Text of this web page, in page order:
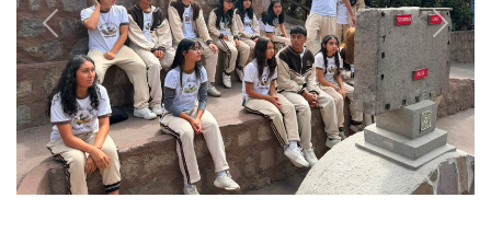
Previous Next